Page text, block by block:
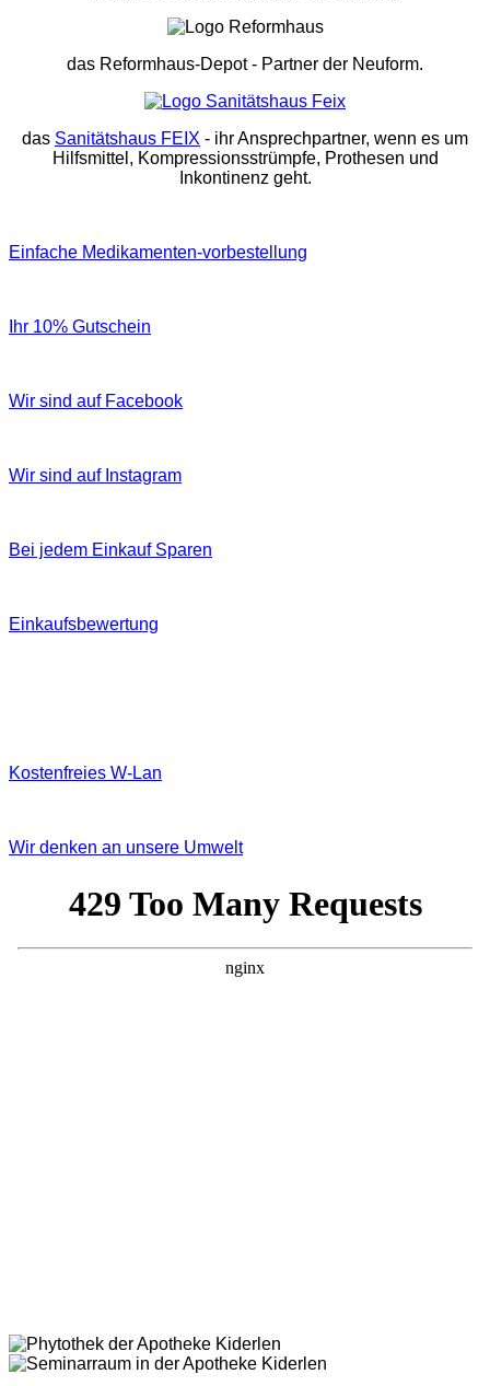
das Reformhaus-Depot- Partner der Neuform.
das Sanitätshaus FEIX - ihr Ansprechpartner, wenn es um
Hilfsmittel, Kompressionsstrümpfe, Prothesen und
Inkontinenz geht.
Einfache Medikamenten-vorbestellung
Ihr 10% Gutschein
Wir sind auf Facebook
Wir sind auf Instagram
Bei jedem Einkauf Sparen
Einkaufsbewertung
Kostenfreies W‐Lan
Wir denken an unsere Umwelt